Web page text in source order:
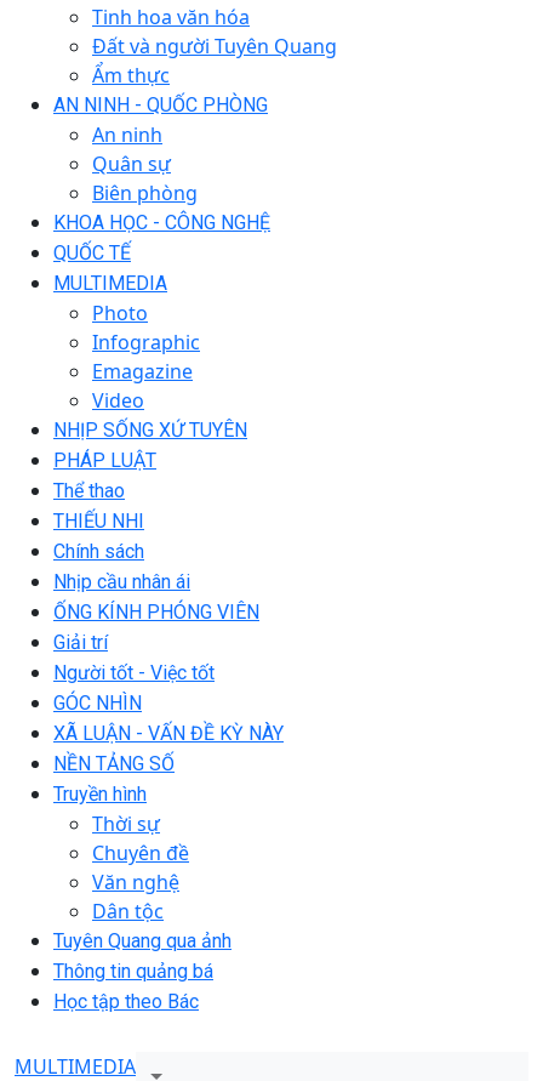
Tinh hoa văn hóa
Đất và người Tuyên Quang
Ẩm thực
AN NINH - QUỐC PHÒNG
An ninh
Quân sự
Biên phòng
KHOA HỌC - CÔNG NGHỆ
QUỐC TẾ
MULTIMEDIA
Photo
Infographic
Emagazine
Video
NHỊP SỐNG XỨ TUYÊN
PHÁP LUẬT
Thể thao
THIẾU NHI
Chính sách
Nhịp cầu nhân ái
ỐNG KÍNH PHÓNG VIÊN
Giải trí
Người tốt - Việc tốt
GÓC NHÌN
XÃ LUẬN - VẤN ĐỀ KỲ NÀY
NỀN TẢNG SỐ
Truyền hình
Thời sự
Chuyên đề
Văn nghệ
Dân tộc
Tuyên Quang qua ảnh
Thông tin quảng bá
Học tập theo Bác
MULTIMEDIA